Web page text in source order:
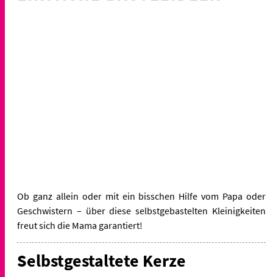
Ob ganz allein oder mit ein bisschen Hilfe vom Papa oder
Geschwistern – über diese selbstgebastelten Kleinigkeiten
freut sich die Mama garantiert!
Selbstgestaltete Kerze